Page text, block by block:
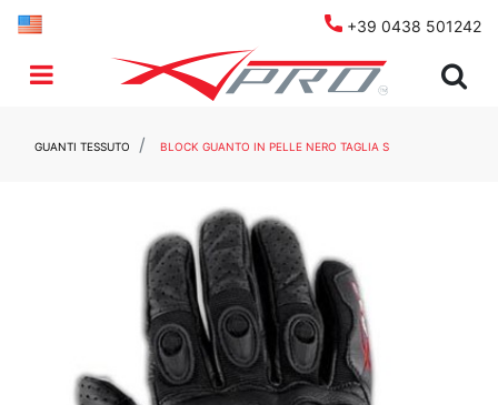
+39 0438 501242
Open menu
GUANTI TESSUTO BLOCK GUANTO IN PELLE NERO TAGLIA S